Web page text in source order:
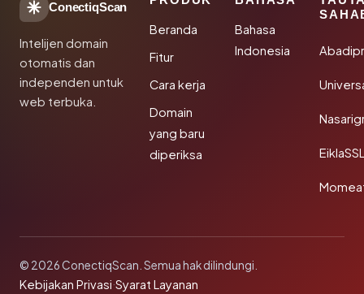
ConectiqScan
Intelijen domain
otomatis dan
independen untuk
web terbuka.
Beranda
Fitur
Cara kerja
Domain
yang baru
diperiksa
Bahasa
Indonesia
© 2026 ConectiqScan. Semua hak dilindungi.
Kebijakan Privasi·Syarat Layanan